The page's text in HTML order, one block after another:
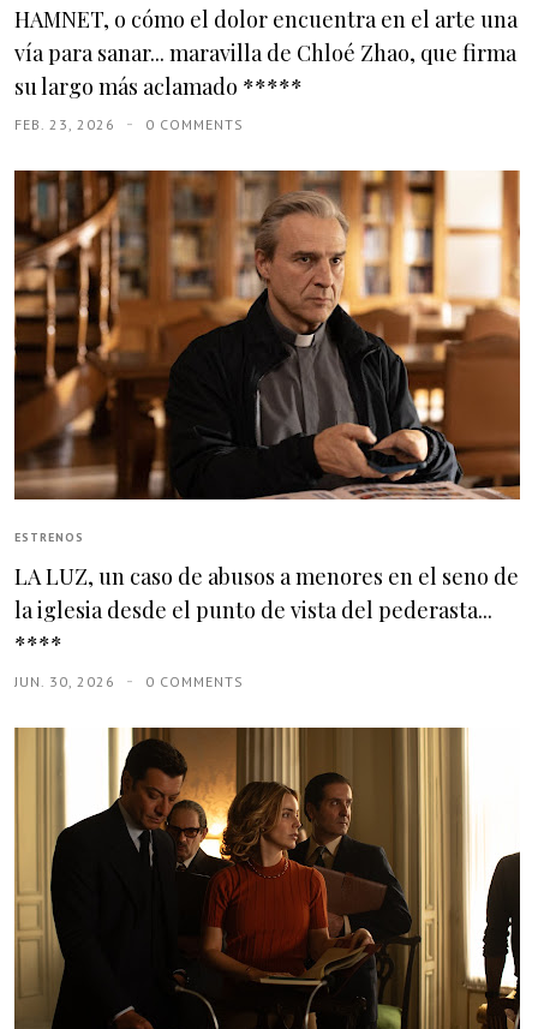
HAMNET, o cómo el dolor encuentra en el arte una
vía para sanar... maravilla de Chloé Zhao, que firma
su largo más aclamado *****
FEB. 23, 2026 0 COMMENTS
ESTRENOS
LA LUZ, un caso de abusos a menores en el seno de
la iglesia desde el punto de vista del pederasta...
****
JUN. 30, 2026 0 COMMENTS